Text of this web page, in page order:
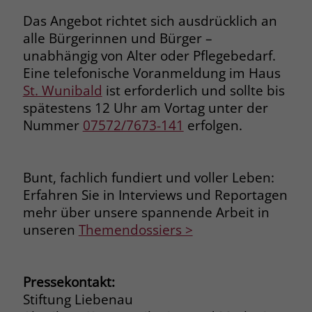
Das Angebot richtet sich ausdrücklich an
alle Bürgerinnen und Bürger –
unabhängig von Alter oder Pflegebedarf.
Eine telefonische Voranmeldung im Haus
St. Wunibald ist erforderlich und sollte bis
spätestens 12 Uhr am Vortag unter der
Nummer 07572/7673-141 erfolgen.
Bunt, fachlich fundiert und voller Leben:
Erfahren Sie in Interviews und Reportagen
mehr über unsere spannende Arbeit in
unseren Themendossiers >
Pressekontakt:
Stiftung Liebenau
Name PHPSESSID
Anbieter stiftung-liebenau.de
Laufzeit Session
Zweck
Behält die Zustände des Benutzers bei
Name cookie_optin
Anbieter www.stiftung-liebenau.de
Zweck
Behält die Zustimmung des Benutzers
zum Cookie Opt-In
Zweck
Browsers und die Einstellungen
exklusiv für diese Website zu speichern.
Dadurch wird gewährleistet, dass
Aktionen, die bei späteren Besuchen
derselben Website durchgeführt
werden, mit derselben
Benutzerkennung verknüpft werden.
Anbieter www.clarity.ms
Laufzeit 1 Jahr
Microsoft Clarity setzt dieses Cookie,
Sitzungsaufzeichnung
zusammenzufassen.